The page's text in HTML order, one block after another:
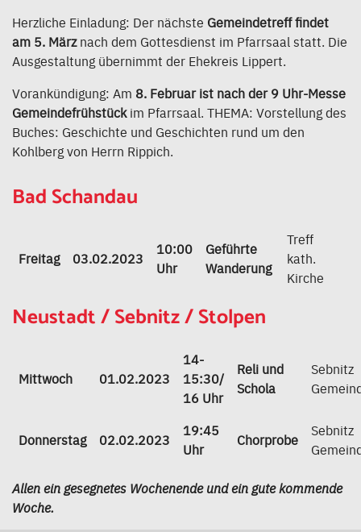
Herzliche Einladung: Der nächste Gemeindetreff findet
am 5. Märznach dem Gottesdienst im Pfarrsaal statt. Die
Ausgestaltung übernimmt der Ehekreis Lippert.
Vorankündigung: Am 8. Februar ist nach der 9 Uhr-Messe
Gemeindefrühstückim Pfarrsaal. THEMA: Vorstellung des
Buches: Geschichte und Geschichten rund um den
Kohlberg von Herrn Rippich.
Bad Schandau
Freitag 03.02.2023
10:00
Uhr
Geführte
Wanderung
Treff
kath.
Kirche
Neustadt / Sebnitz / Stolpen
Mittwoch 01.02.2023
14-
15:30/
16 Uhr
Reli und
Schola
Sebnitz
Donnerstag 02.02.2023
19:45
Uhr
Chorprobe
Sebnitz
Allen ein gesegnetes Wochenende und ein gute kommende
Woche.